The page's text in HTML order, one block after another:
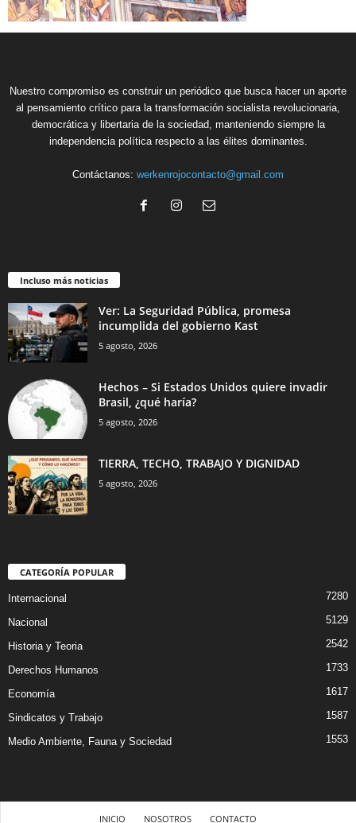
Nuestro compromiso es construir un periódico que busca hacer un aporte
al pensamiento crítico para la transformación socialista revolucionaria,
democrática y libertaria de la sociedad, manteniendo siempre la
independencia política respecto a las élites dominantes.
Contáctanos: werkenrojocontacto@gmail.com
Incluso más noticias
Ver: La Seguridad Pública, promesa
incumplida del gobierno Kast
5 agosto, 2026
Hechos – Si Estados Unidos quiere invadir
Brasil, ¿qué haría?
5 agosto, 2026
TIERRA, TECHO, TRABAJO Y DIGNIDAD
5 agosto, 2026
CATEGORÍA POPULAR
Internacional 7280
Nacional 5129
Historia y Teoria 2542
Derechos Humanos 1733
Economía 1617
Sindicatos y Trabajo 1587
Medio Ambiente, Fauna y Sociedad 1553
INICIO NOSOTROS CONTACTO